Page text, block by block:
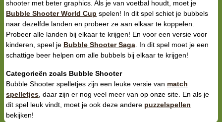
shooter met beter graphics. Als je van voetbal houdt, moet je
Bubble Shooter World Cup spelen! In dit spel schiet je bubbels
naar dezelfde landen en probeer ze aan elkaar te koppelen.
Probeer alle landen bij elkaar te krijgen! En voor een versie voor
kinderen, speel je Bubble Shooter Saga . In dit spel moet je een
schattige beer helpen om alle bubbels bij elkaar te krijgen!
Categorieën zoals Bubble Shooter
Bubble Shooter spelletjes zijn een leuke versie van match
spelletjes , daar zijn er nog veel meer van op onze site. En als je
dit spel leuk vindt, moet je ook deze andere puzzelspellen
bekijken!